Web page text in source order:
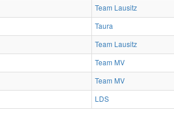
Team Lausitz
Taura
Team Lausitz
Team MV
Team MV
LDS